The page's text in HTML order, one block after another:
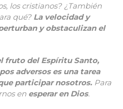
los cristianos? ¿También
qué? La velocidad y
y obstaculizan el
fruto del Espíritu Santo,
adversos es una tarea
participar nosotros. Para
en esperar en Dios.